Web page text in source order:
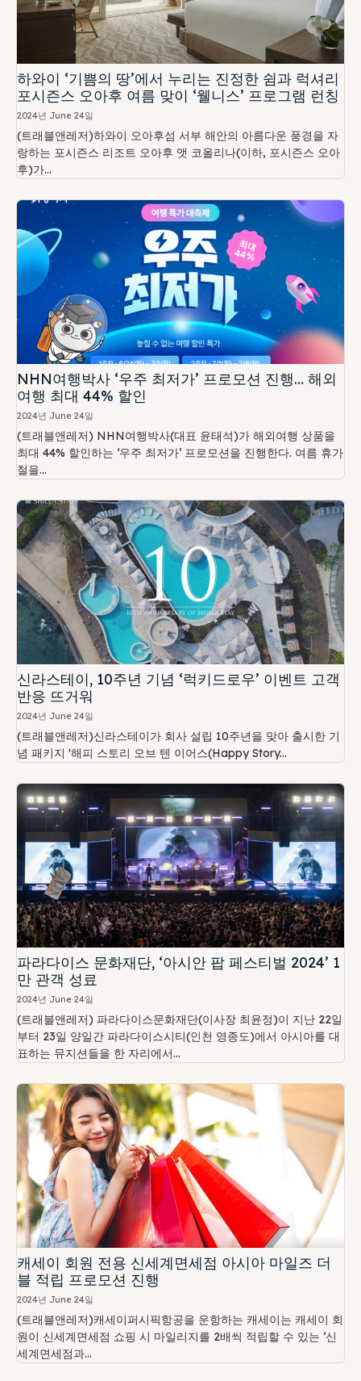
하와이 ‘기쁨의 땅’에서 누리는 진정한 쉼과 럭셔리
포시즌스 오아후 여름 맞이 ‘웰니스’ 프로그램 런칭
2024년 June 24일
(트래블앤레저)하와이 오아후섬 서부 해안의 아름다운 풍경을 자
랑하는 포시즌스 리조트 오아후 앳 코올리나(이하, 포시즌스 오아
후)가...
NHN여행박사 ‘우주 최저가’ 프로모션 진행… 해외
여행 최대 44% 할인
2024년 June 24일
(트래블앤레저) NHN여행박사(대표 윤태석)가 해외여행 상품을
최대 44% 할인하는 ‘우주 최저가’ 프로모션을 진행한다. 여름 휴가
철을...
신라스테이, 10주년 기념 ‘럭키드로우’ 이벤트 고객
반응 뜨거워
2024년 June 24일
(트래블앤레저)신라스테이가 회사 설립 10주년을 맞아 출시한 기
념 패키지 '해피 스토리 오브 텐 이어스(Happy Story...
파라다이스 문화재단, ‘아시안 팝 페스티벌 2024’ 1
만 관객 성료
2024년 June 24일
(트래블앤레저) 파라다이스문화재단(이사장 최윤정)이 지난 22일
부터 23일 양일간 파라다이스시티(인천 영종도)에서 아시아를 대
표하는 뮤지션들을 한 자리에서...
캐세이 회원 전용 신세계면세점 아시아 마일즈 더
블 적립 프로모션 진행
2024년 June 24일
(트래블앤레저)캐세이퍼시픽항공을 운항하는 캐세이는 캐세이 회
원이 신세계면세점 쇼핑 시 마일리지를 2배씩 적립할 수 있는 ‘신
세계면세점과...